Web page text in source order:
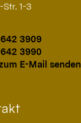
1-3
3909
3990
E-Mail senden